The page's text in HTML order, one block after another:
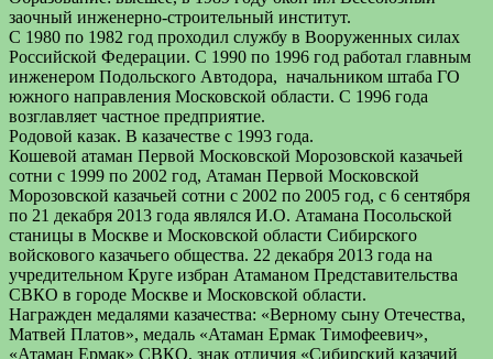
заочный инженерно-строительный институт.
С 1980 по 1982 год проходил службу в Вооруженных силах
Российской Федерации. С 1990 по 1996 год работал главным
инженером Подольского Автодора, начальником штаба ГО
южного направления Московской области. С 1996 года
возглавляет частное предприятие.
Родовой казак. В казачестве с 1993 года.
Кошевой атаман Первой Московской Морозовской казачьей
сотни с 1999 по 2002 год, Атаман Первой Московской
Морозовской казачьей сотни с 2002 по 2005 год, с 6 сентября
по 21 декабря 2013 года являлся И.О. Атамана Посольской
станицы в Москве и Московской области Сибирского
войскового казачьего общества. 22 декабря 2013 года на
учредительном Круге избран Атаманом Представительства
СВКО в городе Москве и Московской области.
Награжден медалями казачества: «Верному сыну Отечества,
Матвей Платов», медаль «Атаман Ермак Тимофеевич»,
«Атаман Ермак» СВКО, знак отличия «Сибирский казачий